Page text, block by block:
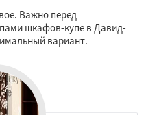
Важно перед
шкафов-купе в Давид-
вариант.